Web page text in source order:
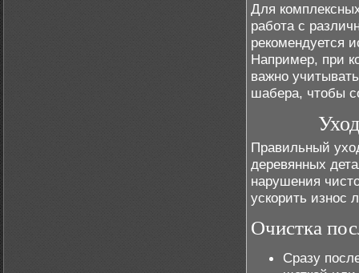
Для
работа с
рекомендуется
Например, при
важно
шабера, чтобы
Правильный
деревянных
нарушения
ускорить износ
Очистка
Сразу